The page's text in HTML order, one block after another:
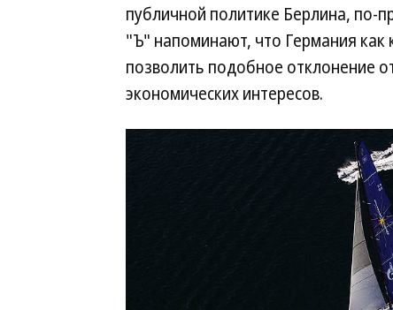
публичной политике Берлина,
"Ъ" напоминают, что Германия как
позволить подобное отклонение
экономических интересов.